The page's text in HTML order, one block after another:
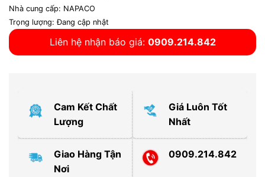
Nhà cung cấp: NAPACO
Trọng lượng: Đang cập nhật
Liên hệ nhận báo giá: 0909.214.842
Cam Kết Chất
Lượng
Giá Luôn Tốt
Nhất
Giao Hàng Tận
Nơi
0909.214.842